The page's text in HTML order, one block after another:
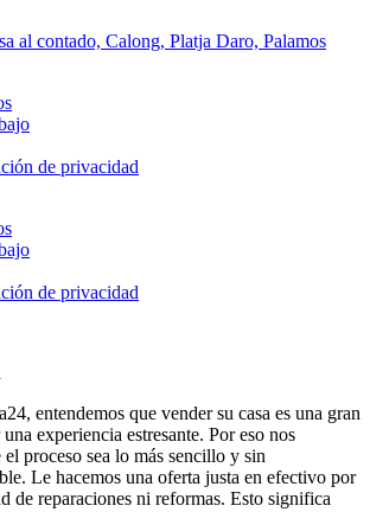
de privacidad
de privacidad
entendemos que vender su casa es una gran
experiencia estresante. Por eso nos
el proceso sea lo más sencillo y sin
Le hacemos una oferta justa en efectivo por
de reparaciones ni reformas. Esto significa